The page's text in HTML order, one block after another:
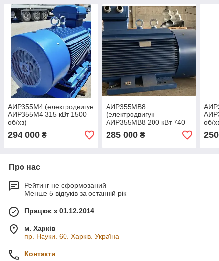
АИР355М4 (електродвигун
АИР355М4 315 кВт 1500
об/хв)
294 000 ₴
АИР355МВ8
(електродвигун
АИР355МВ8 200 кВт 740
об/хв)
285 000₴
об/
Про нас
Рейтинг не сформований
Менше 5 відгуків за останній рік
Працює з 01.12.2014
м. Харків
пр. Науки, 60, Харків, Україна
Контакти